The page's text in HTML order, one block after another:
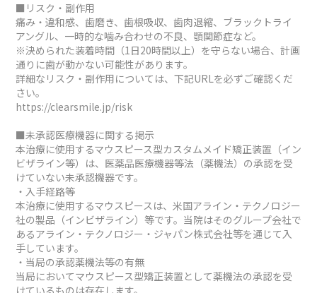
■リスク・副作用
痛み・違和感、歯磨き、歯根吸収、歯肉退縮、ブラックトライ
アングル、一時的な噛み合わせの不良、顎関節症など。
※決められた装着時間（1日20時間以上）を守らない場合、計画
通りに歯が動かない可能性があります。
詳細なリスク・副作用については、下記URLを必ずご確認くだ
さい。
https://clearsmile.jp/risk
■未承認医療機器に関する掲示
本治療に使用するマウスピース型カスタムメイド矯正装置（イン
ビザライン等）は、医薬品医療機器等法（薬機法）の承認を受
けていない未承認機器です。
・入手経路等
本治療に使用するマウスピースは、米国アライン・テクノロジー
社の製品（インビザライン）等です。当院はそのグループ会社で
あるアライン・テクノロジー・ジャパン株式会社等を通じて入
手しています。
・当局の承認薬機法等の有無
当局においてマウスピース型矯正装置として薬機法の承認を受
けているものは存在します。